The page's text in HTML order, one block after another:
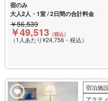
宿のみ
大人2人・1室 / 2日間の合計料金
￥56,539
￥49,513 （税込）
（1人あたり¥24,756・税込）
宿泊施
アクテ